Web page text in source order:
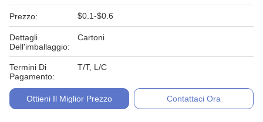
Prezzo: $0.1-$0.6
Dettagli
Dell'imballaggio:
Cartoni
Termini Di
Pagamento:
T/T, L/C
Ottieni Il Miglior Prezzo Contattaci Ora